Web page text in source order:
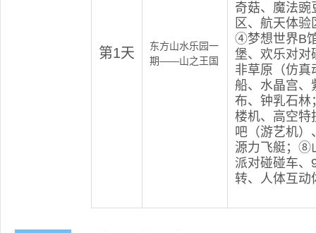
第1天
东方山水乐园一
期——山之王国
奇菇、魔法豌
区、航天体
④梦想世界B
堡、欢乐对
非草原（仿真
船、水晶宫、
布、钟乳石
楼机、高空特
吧（游艺机
源力飞艇；⑧
派对碰碰车、
转、人体互动